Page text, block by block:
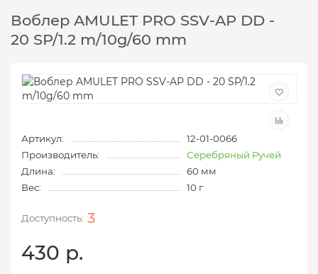
Воблер AMULET PRO SSV-AP DD -
20 SP/1.2 m/10g/60 mm
Артикул:
12-01-0066
Производитель:
Серебряный Ручей
Длина:
60 мм
Вес:
10 г
3
430 р.